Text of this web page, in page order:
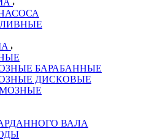
БАРАБАННЫЕ
ДИСКОВЫЕ
ВАЛА